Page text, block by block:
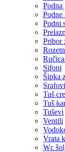
Podna
Podne
Podni
Pribor
Sifoni
Šipka
Tuš
Tuš
Tuševi
Ventili
Vrata
Wc